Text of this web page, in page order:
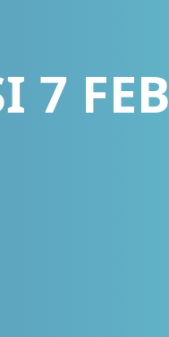
7 FEB